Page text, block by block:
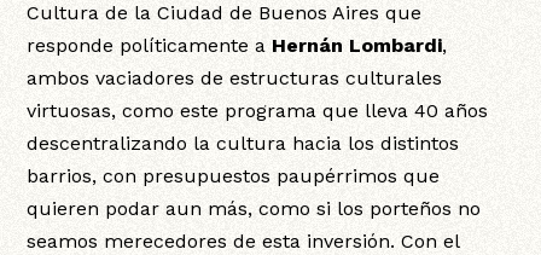
Cultura de la Ciudad de Buenos Aires que
responde políticamente a Hernán Lombardi,
ambos vaciadores de estructuras culturales
virtuosas, como este programa que lleva 40 años
descentralizando la cultura hacia los distintos
barrios, con presupuestos paupérrimos que
quieren podar aun más, como si los porteños no
seamos merecedores de esta inversión. Con el